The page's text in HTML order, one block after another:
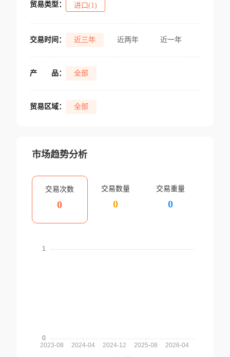
贸易类型： 进口(1)
交易时间： 近三年 近两年 近一年
产 品： 全部
贸易区域： 全部
市场趋势分析
交易次数
0
交易数量
0
交易重量
0